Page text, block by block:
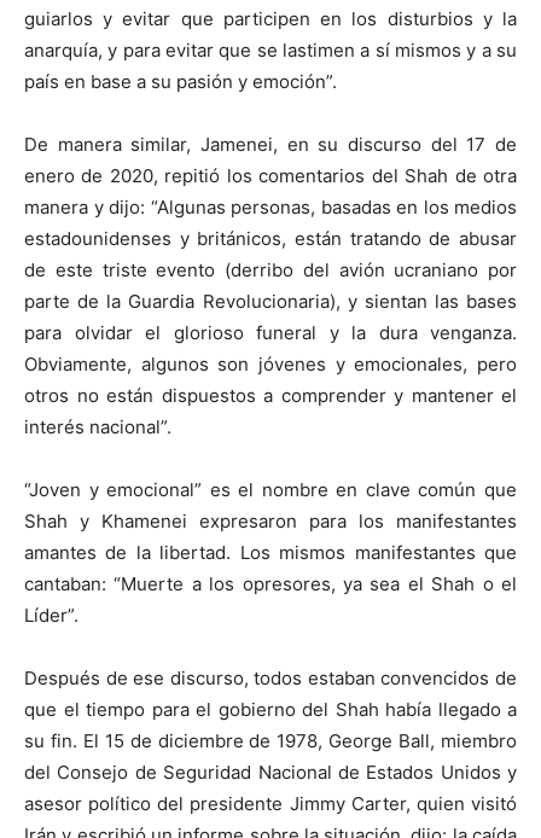
guiarlos y evitar que participen en los disturbios y la
anarquía, y para evitar que se lastimen a sí mismos y a su
país en base a su pasión y emoción”.
De manera similar, Jamenei, en su discurso del 17 de
enero de 2020, repitió los comentarios del Shah de otra
manera y dijo: “Algunas personas, basadas en los medios
estadounidenses y británicos, están tratando de abusar
de este triste evento (derribo del avión ucraniano por
parte de la Guardia Revolucionaria), y sientan las bases
para olvidar el glorioso funeral y la dura venganza.
Obviamente, algunos son jóvenes y emocionales, pero
otros no están dispuestos a comprender y mantener el
interés nacional”.
“Joven y emocional” es el nombre en clave común que
Shah y Khamenei expresaron para los manifestantes
amantes de la libertad. Los mismos manifestantes que
cantaban: “Muerte a los opresores, ya sea el Shah o el
Líder”.
Después de ese discurso, todos estaban convencidos de
que el tiempo para el gobierno del Shah había llegado a
su fin. El 15 de diciembre de 1978, George Ball, miembro
del Consejo de Seguridad Nacional de Estados Unidos y
asesor político del presidente Jimmy Carter, quien visitó